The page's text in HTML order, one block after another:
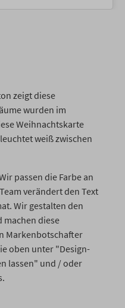
zeigt diese
wurden im
Weihnachtskarte
weiß zwischen
passen die Farbe an
verändert den Text
Wir gestalten den
machen diese
Markenbotschafter
oben unter "Design-
lassen" und / oder